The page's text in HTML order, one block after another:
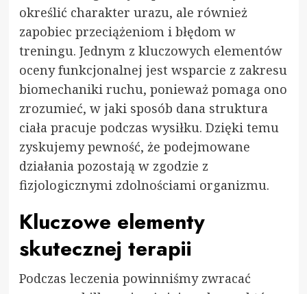
określić charakter urazu, ale również
zapobiec przeciążeniom i błędom w
treningu. Jednym z kluczowych elementów
oceny funkcjonalnej jest wsparcie z zakresu
biomechaniki ruchu, ponieważ pomaga ono
zrozumieć, w jaki sposób dana struktura
ciała pracuje podczas wysiłku. Dzięki temu
zyskujemy pewność, że podejmowane
działania pozostają w zgodzie z
fizjologicznymi zdolnościami organizmu.
Kluczowe elementy
skutecznej terapii
Podczas leczenia powinniśmy zwracać